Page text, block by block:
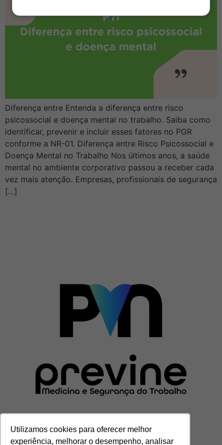
Utilizamos cookies para oferecer melhor
experiência, melhorar o desempenho, analisar
Diferença entre Entenda a diferença entre risco
psicossocial e doença mental no trabalho. Saiba como
identificar, prevenir e incluir esses fatores no PGR
conforme a NR-01. Diferença entre Risco Psicossocial e
Doença Mental no Trabalho Nos últimos anos, a saúde
mental no ambiente corporativo passou a receber cada
vez mais atenção. Empresas, profissionais de segurança
[…]